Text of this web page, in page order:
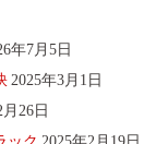
年7月5日
2025年3月1日
26日